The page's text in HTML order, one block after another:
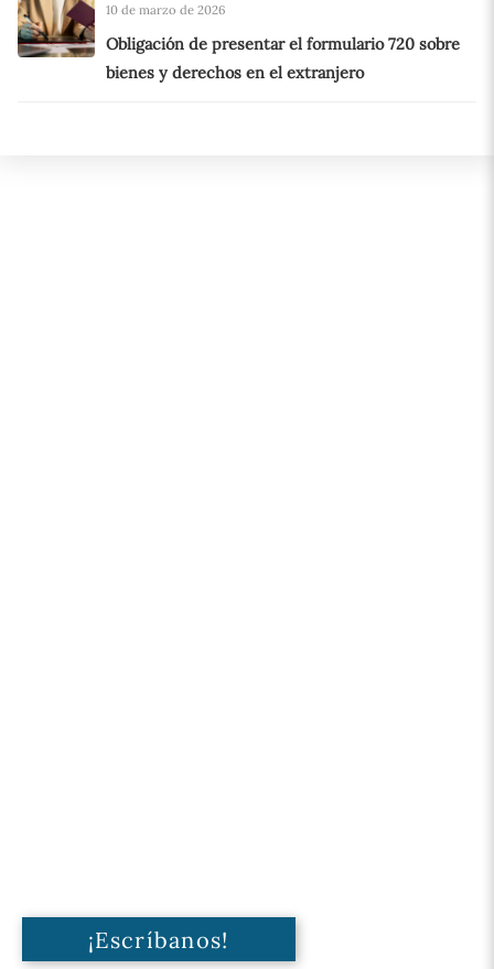
10 de marzo de 2026
Obligación de presentar el formulario 720 sobre
bienes y derechos en el extranjero
¡Escríbanos!